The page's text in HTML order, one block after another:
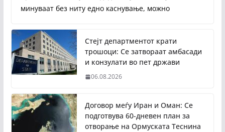
минуваат без ниту едно каснување, можно
Стејт департментот крати
трошоци: Се затвораат амбасади
и конзулати во пет држави
06.08.2026
Договор меѓу Иран и Оман: Се
подготвува 60-дневен план за
отворање на Ормуската Теснина